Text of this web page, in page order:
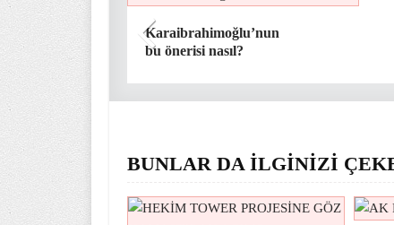
Karaibrahimoğlu’nun
bu önerisi nasıl?
BUNLAR DA İLGİNİZİ